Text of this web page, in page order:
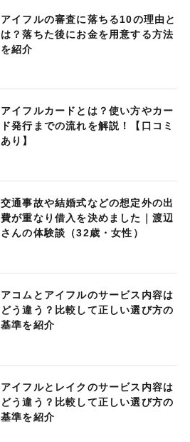
アイフルの審査に落ちる10の理由と
は？落ちた後にお金を用意する方法
を紹介
アイフルカードとは？使い方やカー
ド発行までの流れを解説！【口コミ
あり】
交通事故や結婚式などの想定外の出
費が重なり借入を決めました｜渡辺
さんの体験談（32歳・女性）
アコムとアイフルのサービス内容は
どう違う？比較して正しい選び方の
基準を紹介
アイフルとレイクのサービス内容は
どう違う？比較して正しい選び方の
基準を紹介